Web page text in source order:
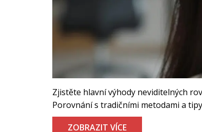
Zjistěte hlavní výhody neviditelných
Porovnání s tradičními metodami a
ZOBRAZIT VÍCE